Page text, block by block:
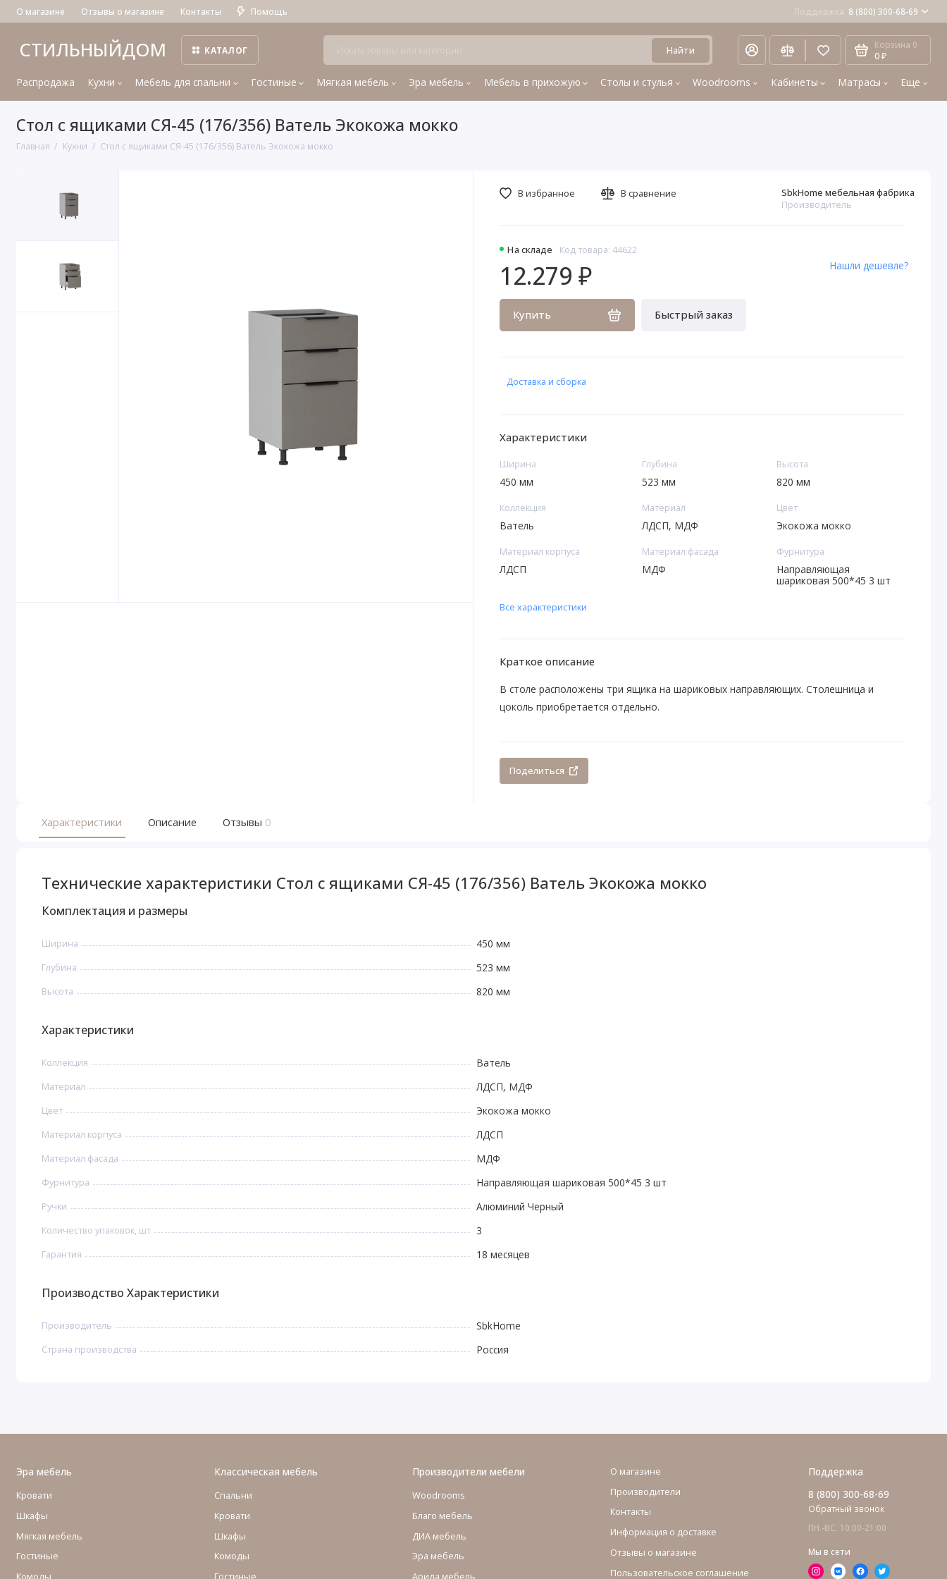
О магазине Отзывы о магазине Контакты Помощь Поддержка 8 (800) 300-68-69
СТИЛЬНЫЙДОМ КАТАЛОГ Найти Корзина 0
0 ₽
Распродажа Кухни Мебель для спальни Гостиные Мягкая мебель Эра мебель Мебель в прихожую Столы и стулья Woodrooms Кабинеты Матрасы Еще
Стол с ящиками СЯ-45 (176/356) Ватель Экокожа мокко
Главная Кухни Стол с ящиками СЯ-45 (176/356) Ватель Экокожа мокко
На складе Код товара: 44622
SbkHome мебельная фабрика
Производитель
12.279 ₽
Купить Быстрый заказ
Нашли дешевле?
В избранное В сравнение
Доставка и сборка
Характеристики
Ширина
450 мм
Глубина
523 мм
Высота
820 мм
Коллекция
Ватель
Материал
ЛДСП, МДФ
Цвет
Экокожа мокко
Материал корпуса
ЛДСП
Материал фасада
МДФ
Фурнитура
Направляющая
шариковая 500*45 3 шт
Все характеристики
Краткое описание
В столе расположены три ящика на шариковых направляющих. Столешница и
цоколь приобретается отдельно.
Поделиться
Характеристики Описание Отзывы 0
Технические характеристики Стол с ящиками СЯ-45 (176/356) Ватель Экокожа мокко
Комплектация и размеры
Ширина 450 мм
Глубина 523 мм
Высота 820 мм
Характеристики
Коллекция Ватель
Материал ЛДСП, МДФ
Цвет Экокожа мокко
Материал корпуса ЛДСП
Материал фасада МДФ
Фурнитура Направляющая шариковая 500*45 3 шт
Ручки Алюминий Черный
Количество упаковок, шт 3
Гарантия 18 месяцев
Производство Характеристики
Производитель SbkHome
Страна производства Россия
Эра мебель
Кровати
Шкафы
Мягкая мебель
Гостиные
Комоды
Классическая мебель
Спальни
Кровати
Шкафы
Комоды
Гостиные
Производители мебели
Woodrooms
Благо мебель
ДИА мебель
Эра мебель
Арида мебель
О магазине
Производители
Контакты
Информация о доставке
Отзывы о магазине
Пользовательское соглашение
Поддержка
8 (800) 300-68-69
Обратный звонок
ПН.-ВС. 10:00-21:00
Мы в сети